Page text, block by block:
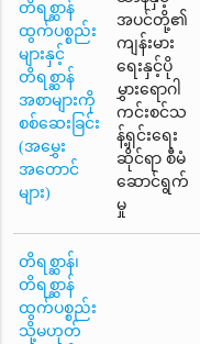
တိရစ္ဆာန်
ထွက်ပစ္စည်း
များနှင့်
တိရစ္ဆာန်
အစာများကို
စစ်ဆေးခြင်း
(အမွှေး
အတောင်
များ)
အပင်တို့၏
ကျန်းမား
ရေးနှင့်ပို
မွှားရောဂါ
ကင်းစင်သ
န့်ရှင်းရေး
ဆိုင်ရာ စီမံ
ဆောင်ရွက်
မှု
တိရစ္ဆာန်၊
တိရစ္ဆာန်
ထွက်ပစ္စည်း
သို့မဟုတ်